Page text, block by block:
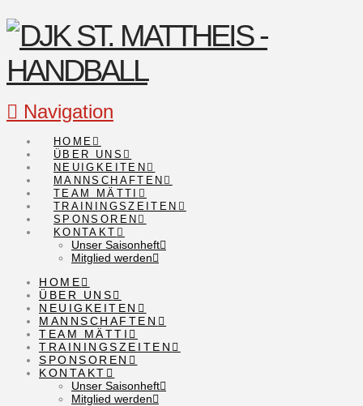
Navigation
HOME
ÜBER UNS
NEUIGKEITEN
MANNSCHAFTEN
TEAM MÄTTI
TRAININGSZEITEN
SPONSOREN
KONTAKT
Unser Saisonheft
Mitglied werden
HOME
ÜBER UNS
NEUIGKEITEN
MANNSCHAFTEN
TEAM MÄTTI
TRAININGSZEITEN
SPONSOREN
KONTAKT
Unser Saisonheft
Mitglied werden